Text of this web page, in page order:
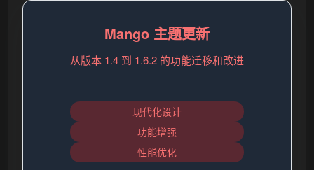
Mango 主题更新
从版本 1.4 到 1.6.2 的功能迁移和改进
现代化设计
功能增强
性能优化